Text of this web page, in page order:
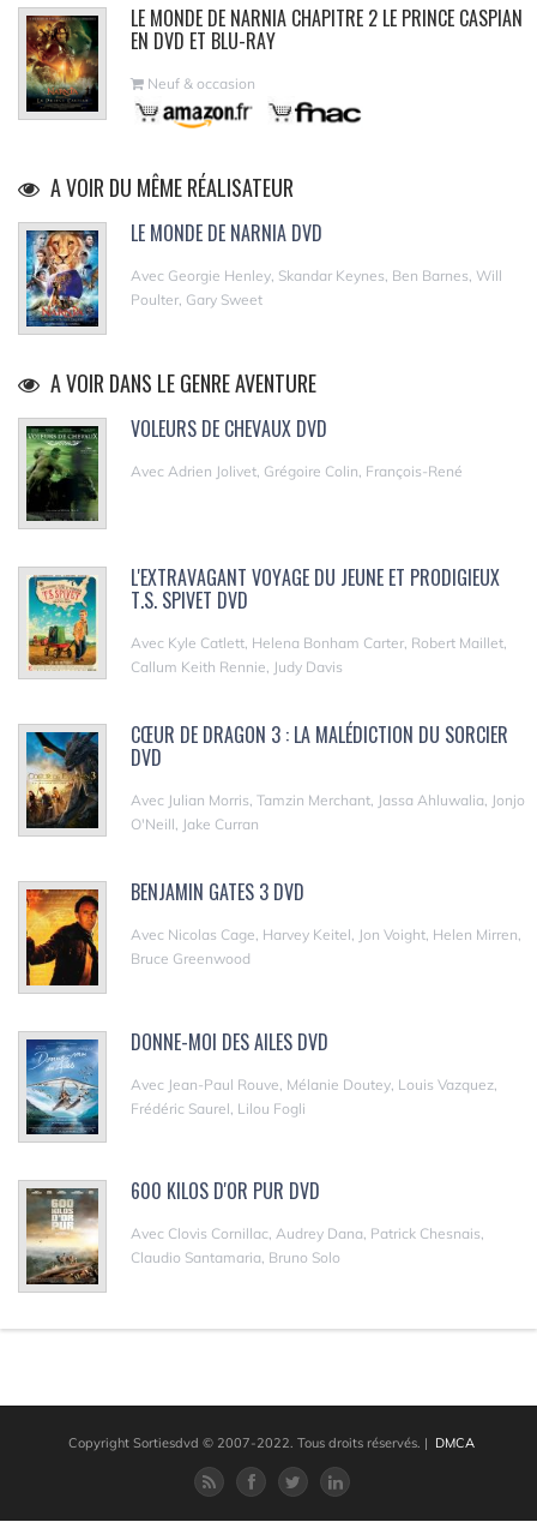
LE MONDE DE NARNIA CHAPITRE 2 LE PRINCE CASPIAN
EN DVD ET BLU-RAY
Neuf & occasion
A VOIR DU MÊME RÉALISATEUR
LE MONDE DE NARNIA DVD
Avec Georgie Henley, Skandar Keynes, Ben Barnes, Will
Poulter, Gary Sweet
A VOIR DANS LE GENRE AVENTURE
VOLEURS DE CHEVAUX DVD
Avec Adrien Jolivet, Grégoire Colin, François-René
L'EXTRAVAGANT VOYAGE DU JEUNE ET PRODIGIEUX
T.S. SPIVET DVD
Avec Kyle Catlett, Helena Bonham Carter, Robert Maillet,
Callum Keith Rennie, Judy Davis
CŒUR DE DRAGON 3 : LA MALÉDICTION DU SORCIER
DVD
Avec Julian Morris, Tamzin Merchant, Jassa Ahluwalia, Jonjo
O'Neill, Jake Curran
BENJAMIN GATES 3 DVD
Avec Nicolas Cage, Harvey Keitel, Jon Voight, Helen Mirren,
Bruce Greenwood
DONNE-MOI DES AILES DVD
Avec Jean-Paul Rouve, Mélanie Doutey, Louis Vazquez,
Frédéric Saurel, Lilou Fogli
600 KILOS D'OR PUR DVD
Avec Clovis Cornillac, Audrey Dana, Patrick Chesnais,
Claudio Santamaria, Bruno Solo
Copyright Sortiesdvd © 2007-2022. Tous droits réservés. | DMCA